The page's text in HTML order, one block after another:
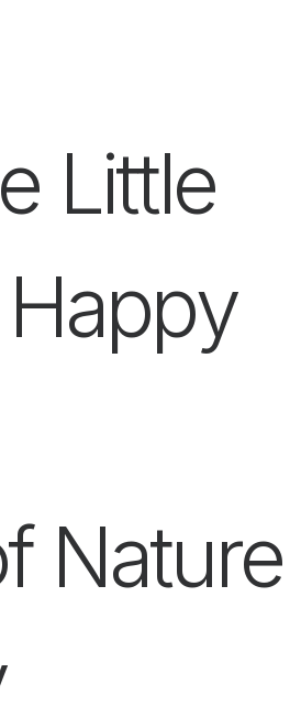
Little
Nature